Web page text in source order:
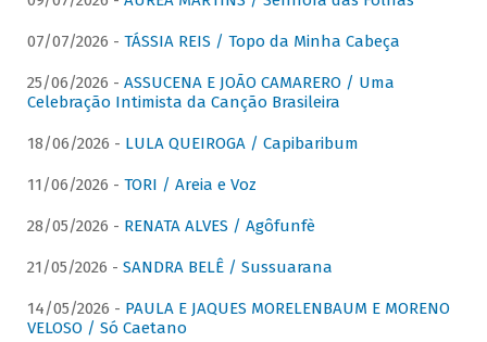
07/07/2026 - TÁSSIA REIS / Topo da Minha Cabeça
25/06/2026 - ASSUCENA E JOÃO CAMARERO / Uma
Celebração Intimista da Canção Brasileira
18/06/2026 - LULA QUEIROGA / Capibaribum
11/06/2026 - TORI / Areia e Voz
28/05/2026 - RENATA ALVES / Agôfunfè
21/05/2026 - SANDRA BELÊ / Sussuarana
14/05/2026 - PAULA E JAQUES MORELENBAUM E MORENO
VELOSO / Só Caetano